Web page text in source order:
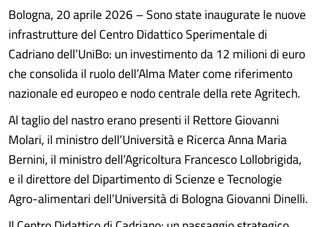
Bologna, 20 aprile 2026 – Sono state inaugurate le nuove
infrastrutture del Centro Didattico Sperimentale di
Cadriano dell’UniBo: un investimento da 12 milioni di euro
che consolida il ruolo dell’Alma Mater come riferimento
nazionale ed europeo e nodo centrale della rete Agritech.
Al taglio del nastro erano presenti il Rettore Giovanni
Molari, il ministro dell’Università e Ricerca Anna Maria
Bernini, il ministro dell’Agricoltura Francesco Lollobrigida,
e il direttore del Dipartimento di Scienze e Tecnologie
Agro-alimentari dell’Università di Bologna Giovanni Dinelli.